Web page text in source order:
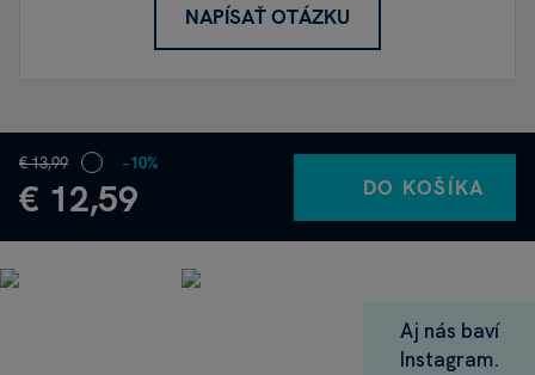
NAPÍSAŤ OTÁZKU
€ 13,99
€ 12,59
−10%
DO KOŠÍKA
Aj nás baví
Instagram.